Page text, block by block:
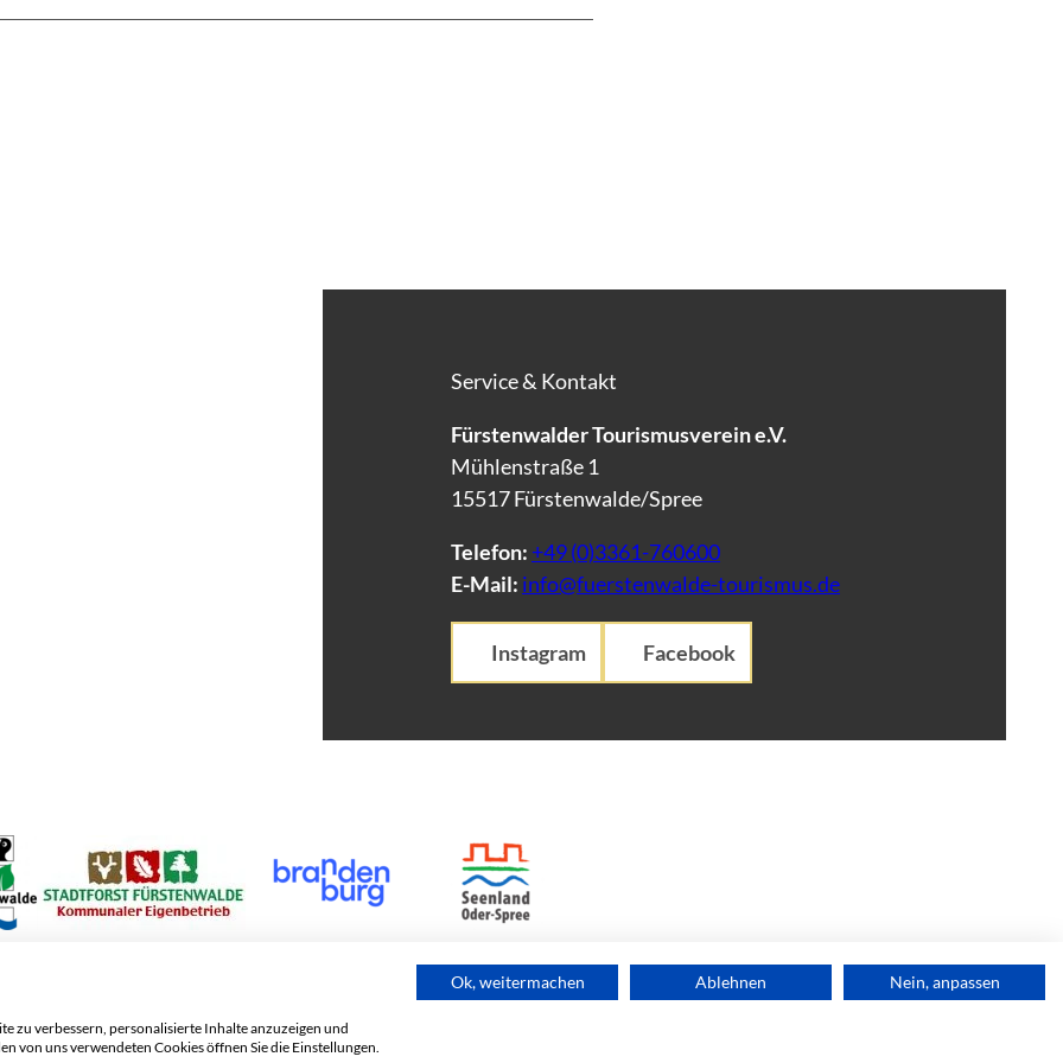
Service & Kontakt
Fürstenwalder Tourismusverein e.V.
Mühlenstraße 1
15517 Fürstenwalde/Spree
Telefon: +49 (0)3361-760600
E-Mail: info@fuerstenwalde-tourismus.de
Instagram Facebook
Impressum Datenschutz
zu verbessern, personalisierte Inhalte anzuzeigen und
von uns verwendeten Cookies öffnen Sie die Einstellungen.
Ok, weitermachen Ablehnen Nein, anpassen